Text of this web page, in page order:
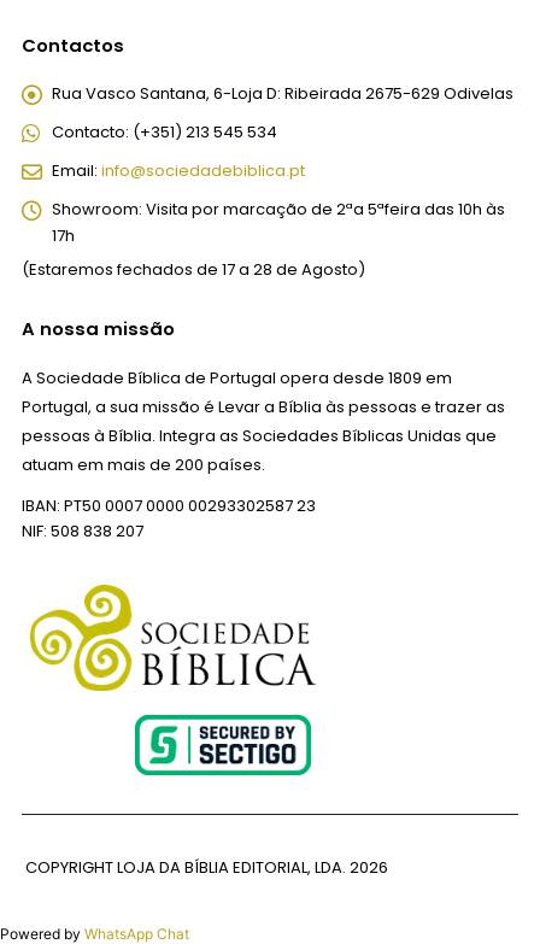
Contactos
Rua Vasco Santana, 6-Loja D: Ribeirada 2675-629 Odivelas
Contacto: (+351) 213 545 534
Email: info@sociedadebiblica.pt
Showroom: Visita por marcação de 2ªa 5ªfeira das 10h às
17h
(Estaremos fechados de 17 a 28 de Agosto)
A nossa missão
A Sociedade Bíblica de Portugal opera desde 1809 em
Portugal, a sua missão é Levar a Bíblia às pessoas e trazer as
pessoas à Bíblia. Integra as Sociedades Bíblicas Unidas que
atuam em mais de 200 países.
IBAN: PT50 0007 0000 00293302587 23
NIF: 508 838 207
COPYRIGHT LOJA DA BÍBLIA EDITORIAL, LDA. 2026
Powered by WhatsApp Chat